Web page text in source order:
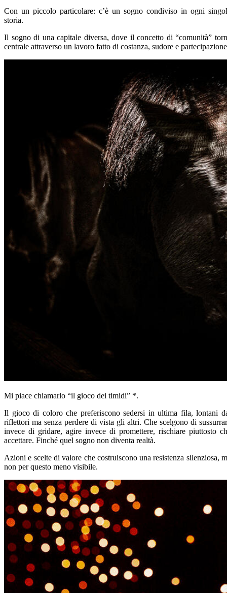
Con un piccolo particolare: c’è un sogno condiviso in ogni
storia.
Il sogno di una capitale diversa, dove il concetto di “comunità”
centrale attraverso un lavoro fatto di costanza, sudore e
Mi piace chiamarlo “il gioco dei timidi” *.
Il gioco di coloro che preferiscono sedersi in ultima fila, lontani
riflettori ma senza perdere di vista gli altri. Che scelgono di
invece di gridare, agire invece di promettere, rischiare piuttosto
accettare. Finché quel sogno non diventa realtà.
Azioni e scelte di valore che costruiscono una resistenza silenziosa,
non per questo meno visibile.